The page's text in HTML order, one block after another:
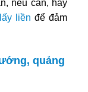
nếu cần, hãy
liền để đảm
quảng